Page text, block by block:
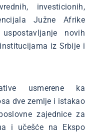
investicionih,
Južne Afrike
novih
iz Srbije i
usmerene ka
dve zemlje i istakao
zajednice za
i učešće na Ekspo